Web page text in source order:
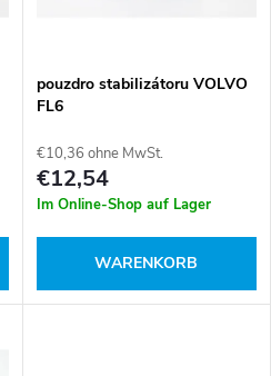
pouzdro stabilizátoru VOLVO
FL6
€10,36 ohne MwSt.
€12,54
Im Online-Shop auf Lager
WARENKORB